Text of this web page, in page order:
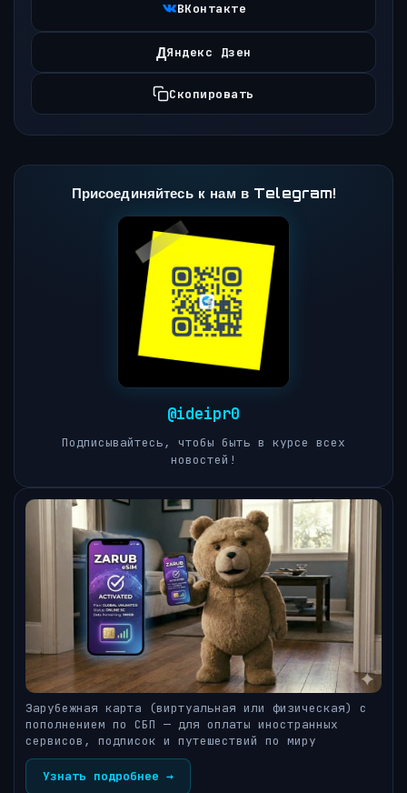
ВКонтакте
ДЯндекс Дзен
Скопировать
Присоединяйтесь к нам в Telegram!
@ideipr0
Подписывайтесь, чтобы быть в курсе всех
новостей!
Зарубежная карта (виртуальная или физическая) с
пополнением по СБП — для оплаты иностранных
сервисов, подписок и путешествий по миру
Узнать подробнее →